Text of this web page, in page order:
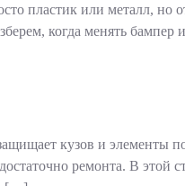
пластик или металл, но
когда менять бампер
кузов и элементы
ремонта. В этой